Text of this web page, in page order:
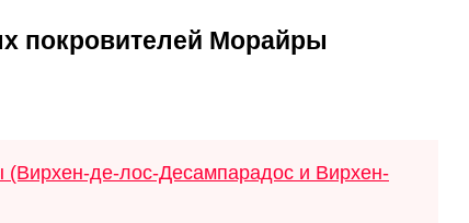
покровителей Морайры
(Вирхен-де-лос-Десампарадос и Вирхен-